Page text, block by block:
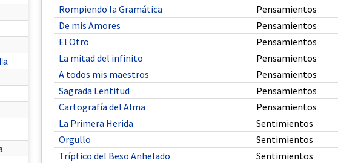
Rompiendo la Gramática
Pensamientos
De mis Amores
Pensamientos
El Otro
Pensamientos
La mitad del infinito
Pensamientos
A todos mis maestros
Pensamientos
Sagrada Lentitud
Pensamientos
Cartografía del Alma
Pensamientos
La Primera Herida
Sentimientos
Orgullo
Sentimientos
Tríptico del Beso Anhelado
Sentimientos